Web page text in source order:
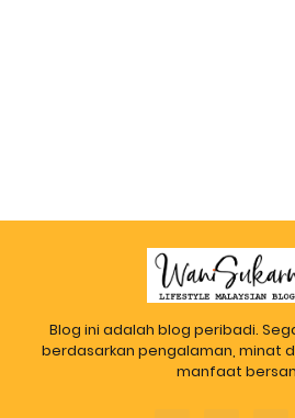
Blog ini adalah blog peribadi.
berdasarkan pengalaman, minat
manfaat